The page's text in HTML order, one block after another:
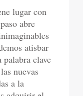
lugar con
abre
atisbar
clave
nuevas
a la